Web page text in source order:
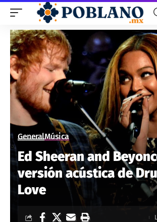
GeneralMúsica
Ed Sheeran and
versión acústica de
Love